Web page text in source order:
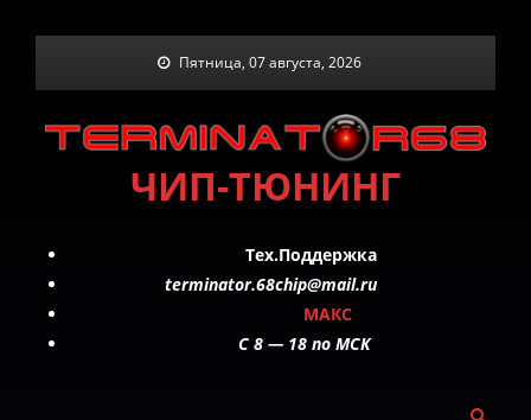
Пятница, 07 августа, 2026
ЧИП-ТЮНИНГ
Тех.Поддержка
terminator.68chip@mail.ru
МАКС
C 8 — 18 по МСК